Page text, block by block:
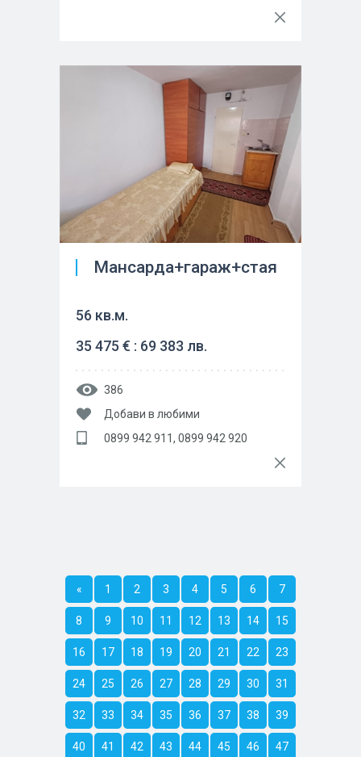
Мансарда+гараж+стая
56 кв.м.
35 475 € : 69 383 лв.
386
Добави в любими
0899 942 911, 0899 942 920
« 1 2 3 4 5 6 7
8 9 10 11 12 13 14 15
16 17 18 19 20 21 22 23
24 25 26 27 28 29 30 31
32 33 34 35 36 37 38 39
40 41 42 43 44 45 46 47